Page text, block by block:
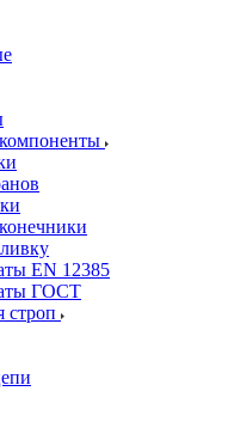
EN 12385
ГОСТ
строп